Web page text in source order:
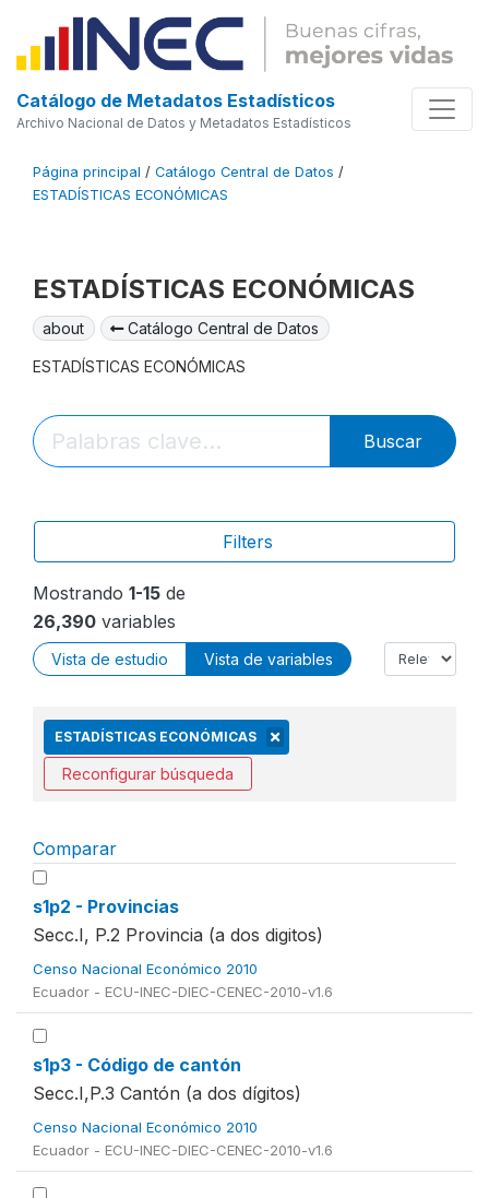
Catálogo de Metadatos Estadísticos
Archivo Nacional de Datos y Metadatos Estadísticos
Página principal / Catálogo Central de Datos /
ESTADÍSTICAS ECONÓMICAS
ESTADÍSTICAS ECONÓMICAS
about Catálogo Central de Datos
ESTADÍSTICAS ECONÓMICAS
Buscar
Filters
Mostrando 1-15 de
26,390 variables
Vista de estudio Vista de variables
ESTADÍSTICAS ECONÓMICAS
Reconfigurar búsqueda
Comparar
s1p2 - Provincias
Secc.I, P.2 Provincia (a dos digitos)
Censo Nacional Económico 2010
Ecuador - ECU-INEC-DIEC-CENEC-2010-v1.6
s1p3 - Código de cantón
Secc.I,P.3 Cantón (a dos dígitos)
Censo Nacional Económico 2010
Ecuador - ECU-INEC-DIEC-CENEC-2010-v1.6